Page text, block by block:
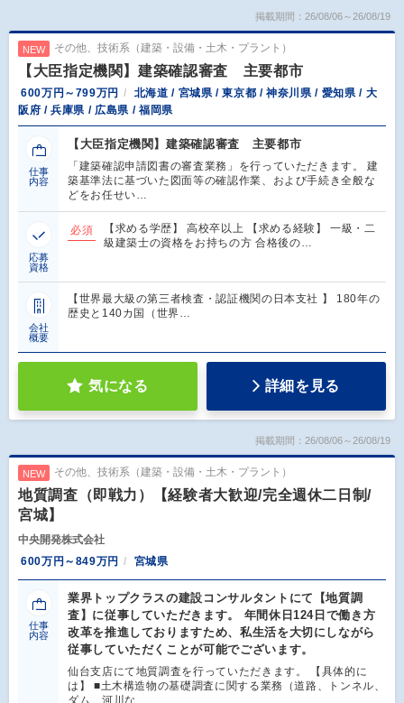
掲載期間：26/08/06～26/08/19
NEW その他、技術系（建築・設備・土木・プラント）
【大臣指定機関】建築確認審査 主要都市
600万円～799万円
北海道 / 宮城県 / 東京都 / 神奈川県 / 愛知県 / 大
阪府 / 兵庫県 / 広島県 / 福岡県
仕事
内容
【大臣指定機関】建築確認審査 主要都市
「建築確認申請図書の審査業務」を行っていただきます。 建
築基準法に基づいた図面等の確認作業、および手続き全般な
どをお任せい…
応募
資格
必須
【求める学歴】 高校卒以上 【求める経験】 一級・二
級建築士の資格をお持ちの方 合格後の…
会社
概要
【世界最大級の第三者検査・認証機関の日本支社 】 180年の
歴史と140カ国（世界…
気になる 詳細を見る
掲載期間：26/08/06～26/08/19
NEW その他、技術系（建築・設備・土木・プラント）
地質調査（即戦力）【経験者大歓迎/完全週休二日制/
宮城】
中央開発株式会社
600万円～849万円
宮城県
仕事
内容
業界トップクラスの建設コンサルタントにて【地質調
査】に従事していただきます。 年間休日124日で働き方
改革を推進しておりますため、私生活を大切にしながら
従事していただくことが可能でございます。
仙台支店にて地質調査を行っていただきます。 【具体的に
は】 ■土木構造物の基礎調査に関する業務（道路、トンネル、
ダム、河川な…